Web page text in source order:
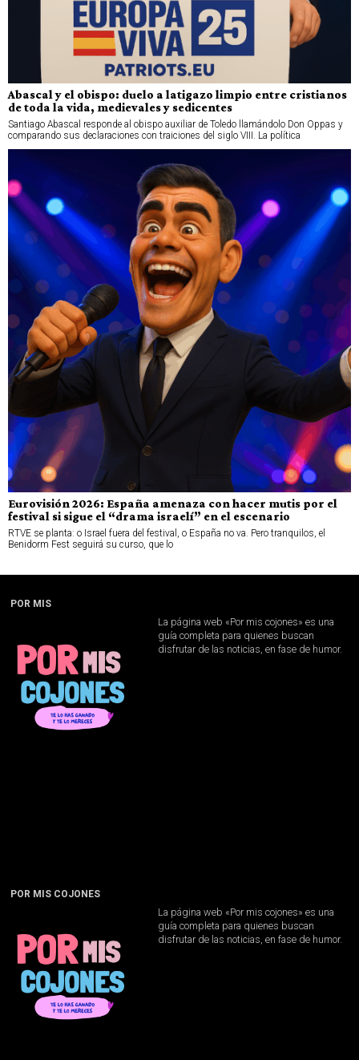
Abascal y el obispo: duelo a latigazo limpio entre cristianos
de toda la vida, medievales y sedicentes
Santiago Abascal responde al obispo auxiliar de Toledo llamándolo Don Oppas y
comparando sus declaraciones con traiciones del siglo VIII. La política
Eurovisión 2026: España amenaza con hacer mutis por el
festival si sigue el “drama israelí” en el escenario
RTVE se planta: o Israel fuera del festival, o España no va. Pero tranquilos, el
Benidorm Fest seguirá su curso, que lo
POR MIS
La página web «Por mis cojones» es una
guía completa para quienes buscan
disfrutar de las noticias, en fase de humor.
POR MIS COJONES
La página web «Por mis cojones» es una
guía completa para quienes buscan
disfrutar de las noticias, en fase de humor.